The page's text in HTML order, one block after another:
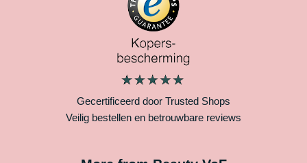
Gecertificeerd door Trusted Shops
Veilig bestellen en betrouwbare reviews